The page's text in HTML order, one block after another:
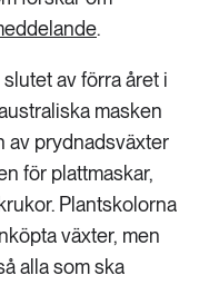
.
av förra året i
masken
av prydnadsväxter
för plattmaskar,
Plantskolorna
växter, men
alla som ska